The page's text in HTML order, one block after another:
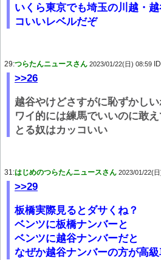
いくら東京でも埼玉の川越・
コいいレベルだぞ
29:つらたんニュースさん 2023/01/22(日) 08:59
>>26
越谷やけどさすがに恥ずかし
ワイ的には練馬でいいのに敢
とる奴はカッコいい
31:はじめのつらたんニュースさん 2023/01/22(
>>29
板橋実際見るとダサくね？
ベンツに板橋ナンバーと
ベンツに越谷ナンバーだと
なぜか越谷ナンバーの方が高級